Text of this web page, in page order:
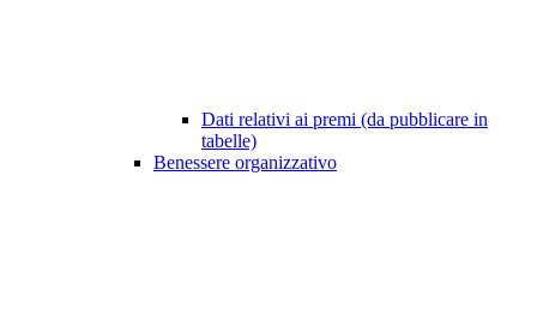
Dati relativi ai premi (da pubblicare in
tabelle)
Benessere organizzativo